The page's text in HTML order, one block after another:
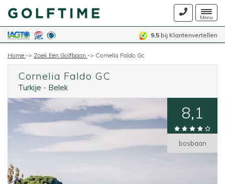
Menu
9,5 bij Klantenvertellen
Home -> Zoek Een Golfbaan -> Cornelia Faldo Gc
Cornelia Faldo GC
Turkije - Belek
8,1
bosbaan